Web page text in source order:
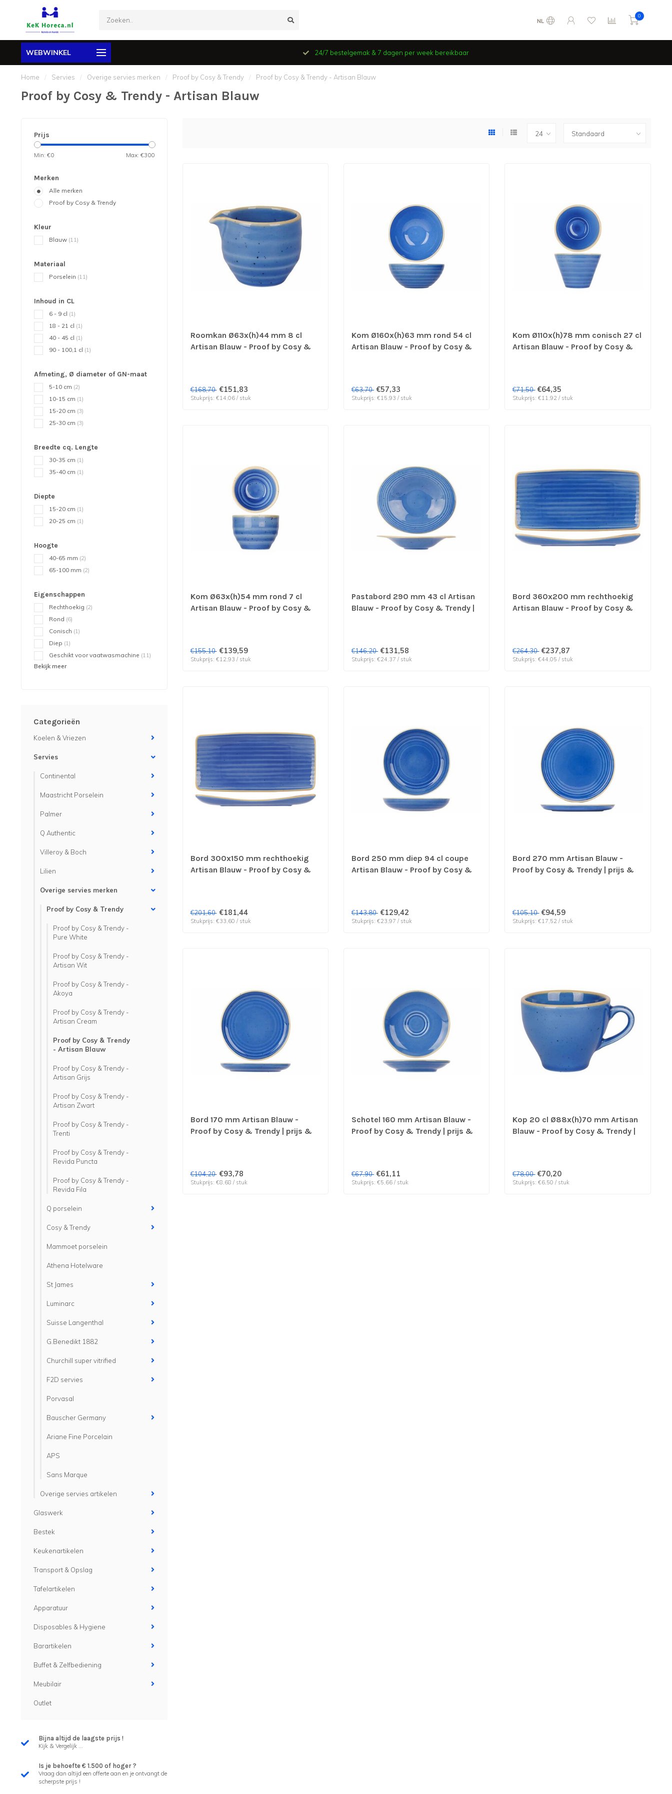
NL
0
WEBWINKEL 24/7 bestelgemak & 7 dagen per week bereikbaar
Home / Servies / Overige servies merken / Proof by Cosy & Trendy / Proof by Cosy & Trendy - Artisan Blauw
Proof by Cosy & Trendy - Artisan Blauw
Prijs
Min: €0 Max: €300
Merken
Alle merken
Proof by Cosy & Trendy
Kleur
Blauw (11)
Materiaal
Porselein (11)
Inhoud in CL
6 - 9 cl (1)
18 - 21 cl (1)
40 - 45 cl (1)
90 - 100,1 cl (1)
Afmeting, Ø diameter of GN-maat
5-10 cm (2)
10-15 cm (1)
15-20 cm (3)
25-30 cm (3)
Breedte cq. Lengte
30-35 cm (1)
35-40 cm (1)
Diepte
15-20 cm (1)
20-25 cm (1)
Hoogte
40-65 mm (2)
65-100 mm (2)
Eigenschappen
Rechthoekig (2)
Rond (6)
Conisch (1)
Diep (1)
Geschikt voor vaatwasmachine (11)
Bekijk meer
Categorieën
Koelen & Vriezen
Servies
Continental
Maastricht Porselein
Palmer
Q Authentic
Villeroy & Boch
Lilien
Overige servies merken
Proof by Cosy & Trendy
Proof by Cosy & Trendy -
Pure White
Proof by Cosy & Trendy -
Artisan Wit
Proof by Cosy & Trendy -
Akoya
Proof by Cosy & Trendy -
Artisan Cream
Proof by Cosy & Trendy
- Artisan Blauw
Proof by Cosy & Trendy -
Artisan Grijs
Proof by Cosy & Trendy -
Artisan Zwart
Proof by Cosy & Trendy -
Trenti
Proof by Cosy & Trendy -
Revida Puncta
Proof by Cosy & Trendy -
Revida Fila
Q porselein
Cosy & Trendy
Mammoet porselein
Athena Hotelware
St James
Luminarc
Suisse Langenthal
G.Benedikt 1882
Churchill super vitrified
F2D servies
Porvasal
Bauscher Germany
Ariane Fine Porcelain
APS
Sans Marque
Overige servies artikelen
Glaswerk
Bestek
Keukenartikelen
Transport & Opslag
Tafelartikelen
Apparatuur
Disposables & Hygiene
Barartikelen
Buffet & Zelfbediening
Meubilair
Outlet
Bijna altijd de laagste prijs !
Kijk & Vergelijk ...
Is je behoefte € 1.500 of hoger ?
Vraag dan altijd een offerte aan en je ontvangt de
scherpste prijs !
Roomkan Ø63x(h)44 mm 8 cl
Artisan Blauw - Proof by Cosy &
€168,70 €151,83
Stukprijs: €14,06 / stuk
Kom Ø160x(h)63 mm rond 54 cl
Artisan Blauw - Proof by Cosy &
€63,70 €57,33
Stukprijs: €15,93 / stuk
Kom Ø110x(h)78 mm conisch 27 cl
Artisan Blauw - Proof by Cosy &
€71,50 €64,35
Stukprijs: €11,92 / stuk
Kom Ø63x(h)54 mm rond 7 cl
Artisan Blauw - Proof by Cosy &
€155,10 €139,59
Stukprijs: €12,93 / stuk
Pastabord 290 mm 43 cl Artisan
Blauw - Proof by Cosy & Trendy |
€146,20 €131,58
Stukprijs: €24,37 / stuk
Bord 360x200 mm rechthoekig
Artisan Blauw - Proof by Cosy &
€264,30 €237,87
Stukprijs: €44,05 / stuk
Bord 300x150 mm rechthoekig
Artisan Blauw - Proof by Cosy &
€201,60 €181,44
Stukprijs: €33,60 / stuk
Bord 250 mm diep 94 cl coupe
Artisan Blauw - Proof by Cosy &
€143,80 €129,42
Stukprijs: €23,97 / stuk
Bord 270 mm Artisan Blauw -
Proof by Cosy & Trendy | prijs &
€105,10 €94,59
Stukprijs: €17,52 / stuk
Bord 170 mm Artisan Blauw -
Proof by Cosy & Trendy | prijs &
€104,20 €93,78
Stukprijs: €8,68 / stuk
Schotel 160 mm Artisan Blauw -
Proof by Cosy & Trendy | prijs &
€67,90 €61,11
Stukprijs: €5,66 / stuk
Kop 20 cl Ø88x(h)70 mm Artisan
Blauw - Proof by Cosy & Trendy |
€78,00 €70,20
Stukprijs: €6,50 / stuk